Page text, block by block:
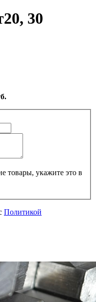
30
товары, укажите это в
Политикой